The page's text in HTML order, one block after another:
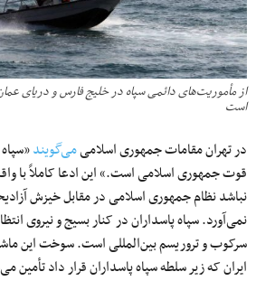
از مأموریت‌های دائمی سپاه در خلیج فارس و دریای
است
در تهران مقامات جمهوری اسلامیمی‌گویند
قوت جمهوری اسلامی است.» این ادعا کاملاً با
نباشد نظام جمهوری اسلامی در مقابل خیزش
نمی‌آورد. سپاه پاسداران در کنار بسیج و نیروی
سرکوب و تروریسم بین‌المللی است. سوخت این
ایران که زیر سلطه سپاه پاسداران قرار داد تأمین